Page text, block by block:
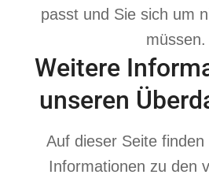
passt und Sie sich um
müssen.
Weitere
unseren
Auf dieser Seite finden
Informationen zu den